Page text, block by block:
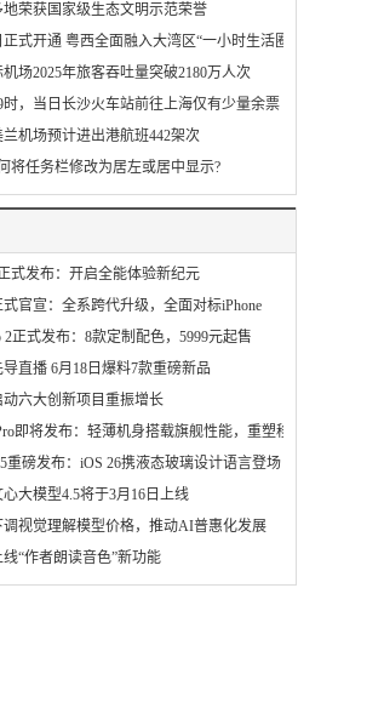
荣获国家级生态文明示范荣誉
式开通 粤西全面融入大湾区“一小时生活圈”
场2025年旅客吞吐量突破2180万人次
时，当日长沙火车站前往上海仅有少量余票
兰机场预计进出港航班442架次
将任务栏修改为居左或居中显示?
式发布：开启全能体验新纪元
官宣：全系跨代升级，全面对标iPhone
正式发布：8款定制配色，5999元起售
直播 6月18日爆料7款重磅新品
六大创新项目重振增长
即将发布：轻薄机身搭载旗舰性能，重塑移动办公体验
重磅发布：iOS 26携液态玻璃设计语言登场
大模型4.5将于3月16日上线
调视觉理解模型价格，推动AI普惠化发展
“作者朗读音色”新功能